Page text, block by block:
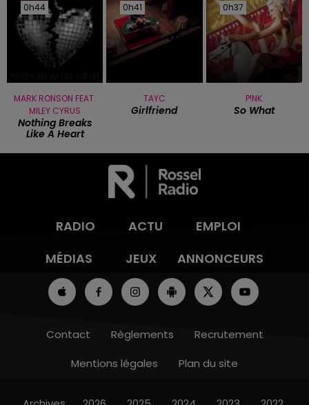
0h44
0h44
MARK RONSON FEAT.
MILEY CYRUS
Nothing Breaks
Like A Heart
0h41
0h41
TAYC
Girlfriend
0h37
0h37
P!NK
So What
RADIO ACTU
EMPLOI
MÉDIAS
JEUX ANNONCEURS
Contact Règlements
Recrutement
Mentions légales
Plan du site